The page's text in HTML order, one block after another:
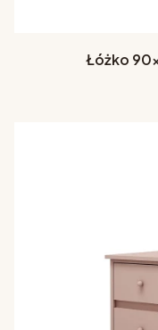
Łóżko